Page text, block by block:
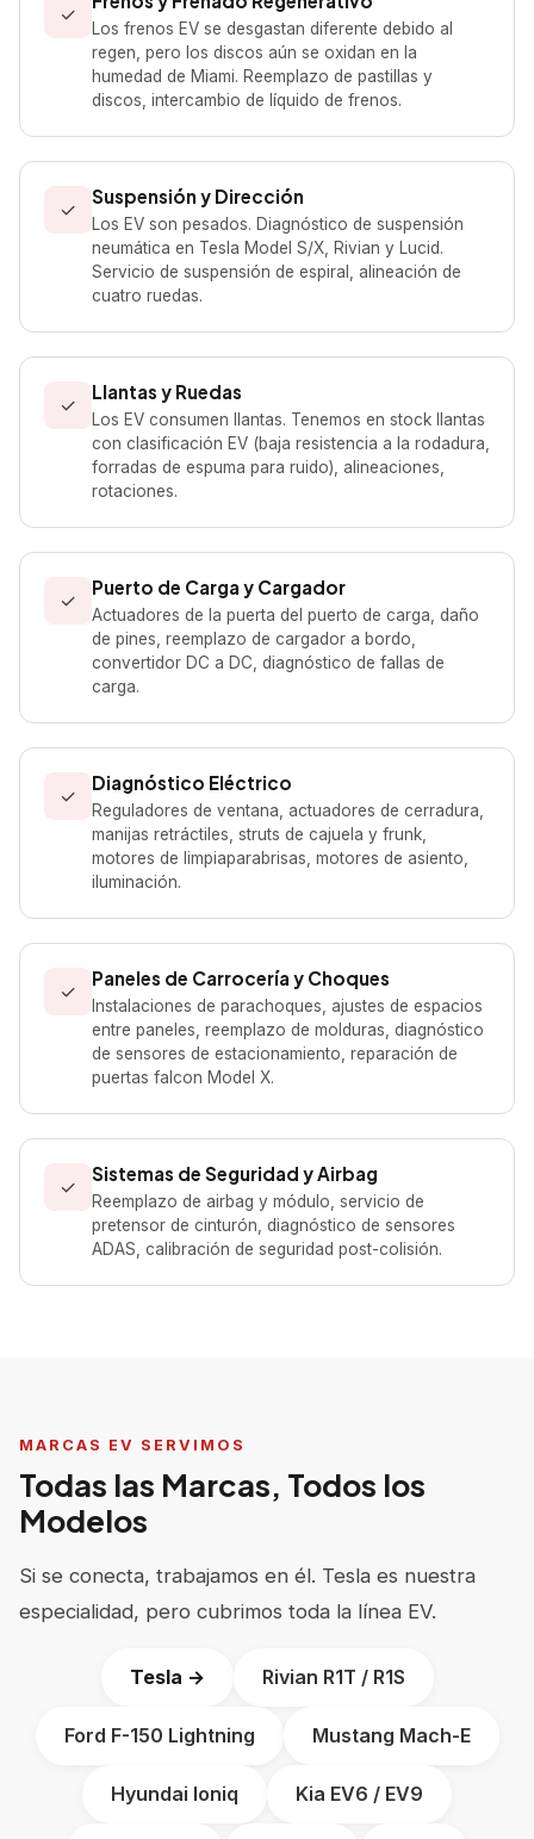
✓
Los frenos EV se desgastan diferente debido al
regen, pero los discos aún se oxidan en la
humedad de Miami. Reemplazo de pastillas y
discos, intercambio de líquido de frenos.
✓
Suspensión y Dirección
Los EV son pesados. Diagnóstico de suspensión
neumática en Tesla Model S/X, Rivian y Lucid.
Servicio de suspensión de espiral, alineación de
cuatro ruedas.
✓
Llantas y Ruedas
Los EV consumen llantas. Tenemos en stock llantas
con clasificación EV (baja resistencia a la rodadura,
forradas de espuma para ruido), alineaciones,
rotaciones.
✓
Puerto de Carga y Cargador
Actuadores de la puerta del puerto de carga, daño
de pines, reemplazo de cargador a bordo,
convertidor DC a DC, diagnóstico de fallas de
carga.
✓
Diagnóstico Eléctrico
Reguladores de ventana, actuadores de cerradura,
manijas retráctiles, struts de cajuela y frunk,
motores de limpiaparabrisas, motores de asiento,
iluminación.
✓
Paneles de Carrocería y Choques
Instalaciones de parachoques, ajustes de espacios
entre paneles, reemplazo de molduras, diagnóstico
de sensores de estacionamiento, reparación de
puertas falcon Model X.
✓
Sistemas de Seguridad y Airbag
Reemplazo de airbag y módulo, servicio de
pretensor de cinturón, diagnóstico de sensores
ADAS, calibración de seguridad post-colisión.
MARCAS EV SERVIMOS
Todas las Marcas, Todos los
Modelos
Si se conecta, trabajamos en él. Tesla es nuestra
especialidad, pero cubrimos toda la línea EV.
Tesla → Rivian R1T / R1S
Ford F-150 Lightning Mustang Mach-E
Hyundai Ioniq Kia EV6 / EV9